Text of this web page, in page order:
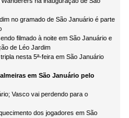
no gramado de São Januário é parte
filmado à noite em São Januário e
de Léo Jardim
nesta 5ª-feira em São Januário
em São Januário pelo
Vasco vai perdendo para o
dos jogadores em São